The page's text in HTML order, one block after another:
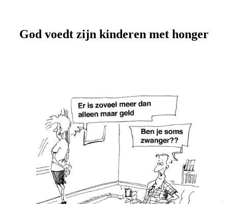
God voedt zijn kinderen met honger